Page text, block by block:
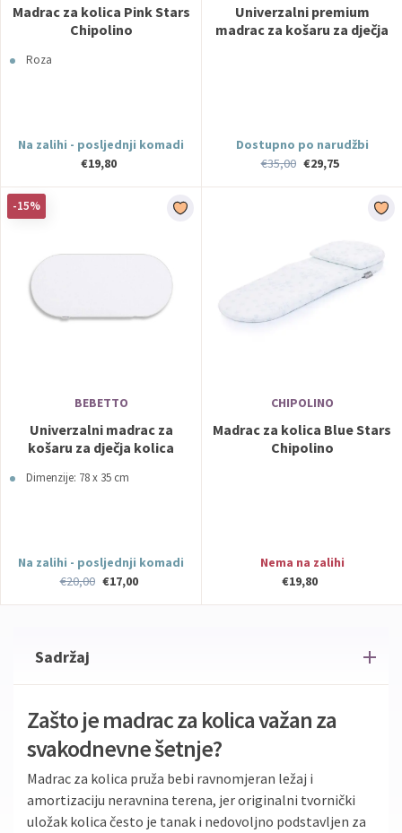
Madrac za kolica Pink Stars
Chipolino
Roza
Na zalihi - posljednji komadi
€19,80
Univerzalni premium
madrac za košaru za dječja
Dostupno po narudžbi
€35,00 €29,75
-15%
BEBETTO
Univerzalni madrac za
košaru za dječja kolica
Dimenzije: 78 x 35 cm
Na zalihi - posljednji komadi
€20,00 €17,00
CHIPOLINO
Madrac za kolica Blue Stars
Chipolino
Nema na zalihi
€19,80
Sadržaj
Zašto je madrac za kolica važan za
svakodnevne šetnje?
Madrac za kolica pruža bebi ravnomjeran ležaj i
amortizaciju neravnina terena, jer originalni tvornički
uložak kolica često je tanak i nedovoljno podstavljen za